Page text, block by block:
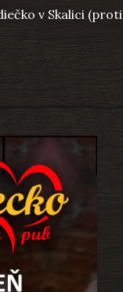
v Skalici (proti